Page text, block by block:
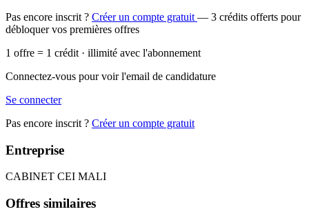
Pas encore inscrit ? Créer un compte gratuit — 3 crédits offerts pour
débloquer vos premières offres
1 offre = 1 crédit · illimité avec l'abonnement
Connectez-vous pour voir l'email de candidature
Se connecter
Pas encore inscrit ? Créer un compte gratuit
Entreprise
CABINET CEI MALI
Offres similaires